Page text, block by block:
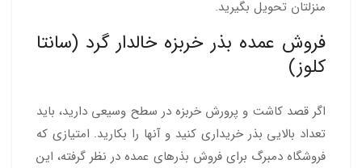
منزلتان تحویل بگیرید.
فروش عمده بذر خربزه خالدار گرد (سانتا
کلوز)
اگر قصد کاشت و پرورش خربزه در سطح وسیعی دارید، باید
تعداد بالایی بذر خریداری کنید و آنها را بکارید. امتیازی که
فروشگاه دمبرگ برای فروش بذرهای عمده در نظر گرفته، این